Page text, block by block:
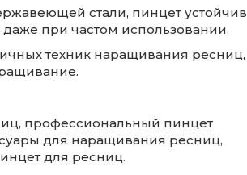
стали, пинцет устойчив
даже при частом использовании.
техник наращивания ресниц,
профессиональный пинцет
для наращивания ресниц,
для ресниц.